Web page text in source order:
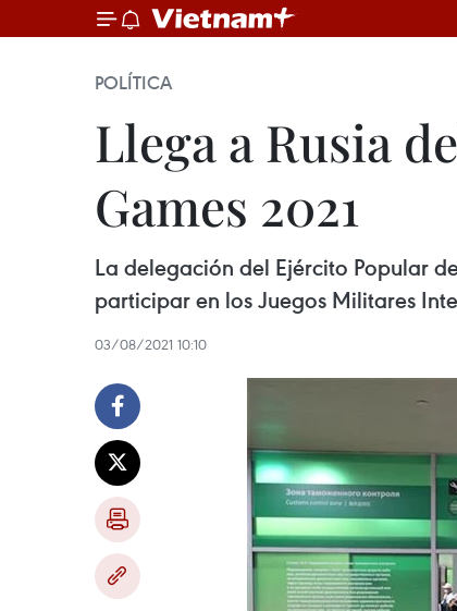
POLÍTICA
Llega a Rusia
Games 2021
La delegación del Ejército Popular
participar en los Juegos Militares
03/08/2021 10:10